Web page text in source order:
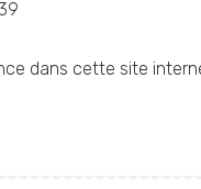
dans cette site